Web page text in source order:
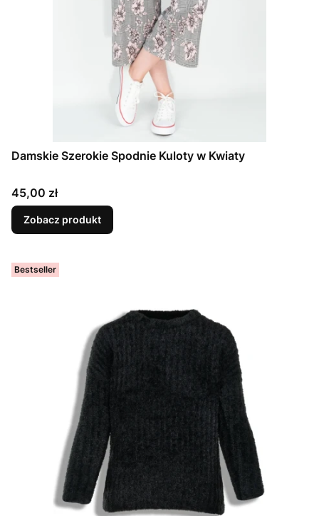
Damskie Szerokie Spodnie Kuloty w Kwiaty
Cena
45,00 zł
Zobacz produkt
Bestseller